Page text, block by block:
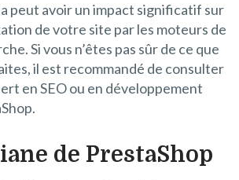
peut avoir un impact significatif sur
de votre site par les moteurs de
Si vous n’êtes pas sûr de ce que
il est recommandé de consulter
en SEO ou en développement
de PrestaShop